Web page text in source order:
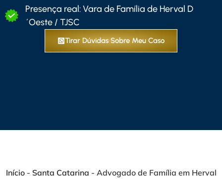
Presença real: Vara de Família de Herval D
´Oeste / TJSC
Tirar Dúvidas Sobre Meu Caso
Início- Santa Catarina - Advogado de Família em Herval